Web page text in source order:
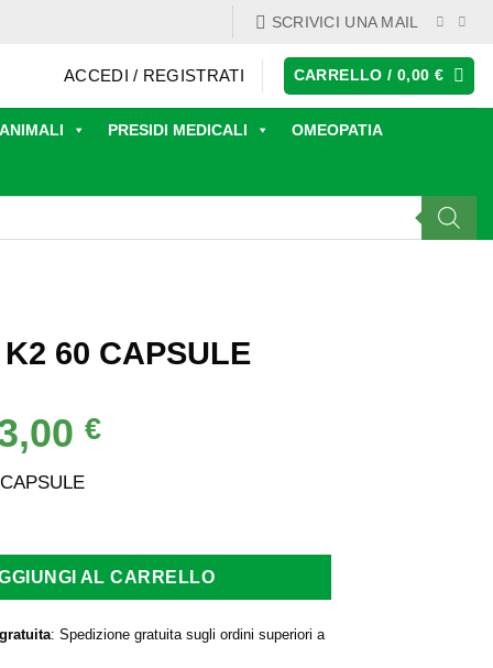
SCRIVICI UNA MAIL
ACCEDI / REGISTRATI CARRELLO /0,00€
ANIMALI PRESIDI MEDICALI OMEOPATIA
60 CAPSULE
€Il
AL CARRELLO
: Spedizione gratuita sugli ordini superiori a